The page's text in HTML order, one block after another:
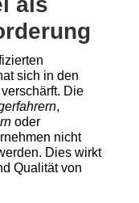
sich in den
Die
,
oder
nicht
Dies wirkt
Qualität von